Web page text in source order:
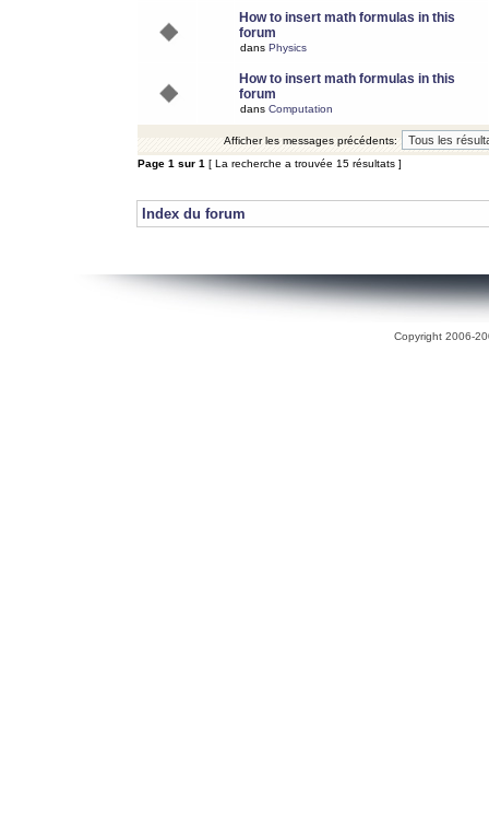
How to insert math formulas in this
forum
dans Physics
How to insert math formulas in this
forum
dans Computation
Afficher les messages précédents:
Page 1 sur 1 [ La recherche a trouvée 15 résultats ]
Index du forum
Copyright 2006-